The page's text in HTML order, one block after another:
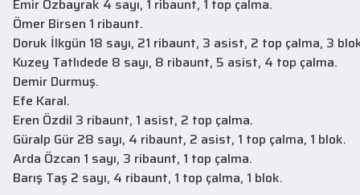
Emir Özbayrak 4 sayı, 1 ribaunt, 1 top çalma.
Ömer Birsen 1 ribaunt.
Doruk İlkgün 18 sayı, 21 ribaunt, 3 asist, 2 top çalma, 3
Kuzey Tatlıdede 8 sayı, 8 ribaunt, 5 asist, 4 top çalma.
Demir Durmuş.
Efe Karal.
Eren Özdil 3 ribaunt, 1 asist, 2 top çalma.
Güralp Gür 28 sayı, 4 ribaunt, 2 asist, 1 top çalma, 1 blok.
Arda Özcan 1 sayı, 3 ribaunt, 1 top çalma.
Barış Taş 2 sayı, 4 ribaunt, 1 top çalma, 1 blok.
Altyapı
Altyapı Takımlarımız Yeni Sezon
Çalışmalarına Başladı